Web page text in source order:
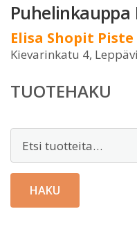
Puhelinkauppa
Elisa Shopit
Kievarinkatu 4,
TUOTEHAKU
HAKU